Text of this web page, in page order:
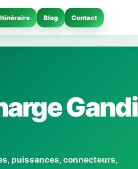
Itinéraire Blog Contact
puissances, connecteurs,